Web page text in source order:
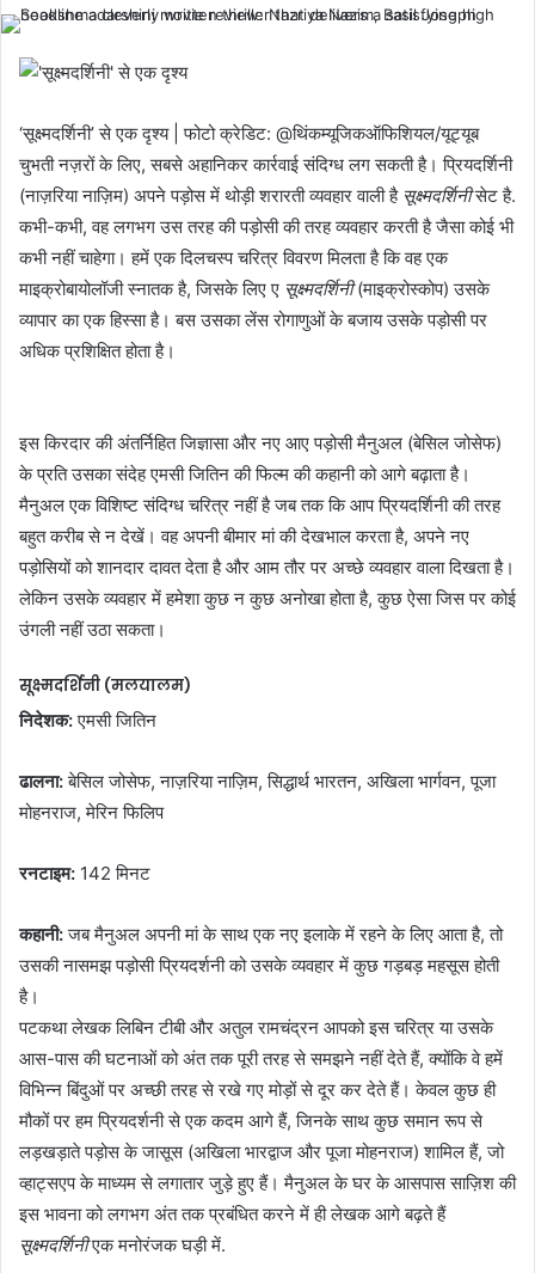
‘सूक्ष्मदर्शिनी’ से एक दृश्य | फोटो क्रेडिट: @थिंकम्यूजिकऑफिशियल/यूट्यूब
चुभती नज़रों के लिए, सबसे अहानिकर कार्रवाई संदिग्ध लग सकती है। प्रियदर्शिनी
(नाज़रिया नाज़िम) अपने पड़ोस में थोड़ी शरारती व्यवहार वाली है सूक्ष्मदर्शिनीसेट है.
कभी-कभी, वह लगभग उस तरह की पड़ोसी की तरह व्यवहार करती है जैसा कोई भी
कभी नहीं चाहेगा। हमें एक दिलचस्प चरित्र विवरण मिलता है कि वह एक
माइक्रोबायोलॉजी स्नातक है, जिसके लिए ए सूक्ष्मदर्शिनी(माइक्रोस्कोप) उसके
व्यापार का एक हिस्सा है। बस उसका लेंस रोगाणुओं के बजाय उसके पड़ोसी पर
अधिक प्रशिक्षित होता है।
इस किरदार की अंतर्निहित जिज्ञासा और नए आए पड़ोसी मैनुअल (बेसिल जोसेफ)
के प्रति उसका संदेह एमसी जितिन की फिल्म की कहानी को आगे बढ़ाता है।
मैनुअल एक विशिष्ट संदिग्ध चरित्र नहीं है जब तक कि आप प्रियदर्शिनी की तरह
बहुत करीब से न देखें। वह अपनी बीमार मां की देखभाल करता है, अपने नए
पड़ोसियों को शानदार दावत देता है और आम तौर पर अच्छे व्यवहार वाला दिखता है।
लेकिन उसके व्यवहार में हमेशा कुछ न कुछ अनोखा होता है, कुछ ऐसा जिस पर कोई
उंगली नहीं उठा सकता।
सूक्ष्मदर्शिनी (मलयालम)
निदेशक:एमसी जितिन
ढालना:बेसिल जोसेफ, नाज़रिया नाज़िम, सिद्धार्थ भारतन, अखिला भार्गवन, पूजा
मोहनराज, मेरिन फिलिप
रनटाइम: 142 मिनट
कहानी:जब मैनुअल अपनी मां के साथ एक नए इलाके में रहने के लिए आता है, तो
उसकी नासमझ पड़ोसी प्रियदर्शनी को उसके व्यवहार में कुछ गड़बड़ महसूस होती
है।
पटकथा लेखक लिबिन टीबी और अतुल रामचंद्रन आपको इस चरित्र या उसके
आस-पास की घटनाओं को अंत तक पूरी तरह से समझने नहीं देते हैं, क्योंकि वे हमें
विभिन्न बिंदुओं पर अच्छी तरह से रखे गए मोड़ों से दूर कर देते हैं। केवल कुछ ही
मौकों पर हम प्रियदर्शनी से एक कदम आगे हैं, जिनके साथ कुछ समान रूप से
लड़खड़ाते पड़ोस के जासूस (अखिला भारद्वाज और पूजा मोहनराज) शामिल हैं, जो
व्हाट्सएप के माध्यम से लगातार जुड़े हुए हैं। मैनुअल के घर के आसपास साज़िश की
इस भावना को लगभग अंत तक प्रबंधित करने में ही लेखक आगे बढ़ते हैं
सूक्ष्मदर्शिनीएक मनोरंजक घड़ी में.